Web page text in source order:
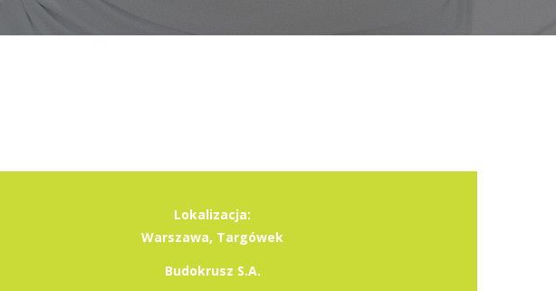
Lokalizacja:
Warszawa, Targówek
Budokrusz S.A.